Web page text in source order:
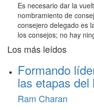
Es necesario dar la
nombramiento de
consejero delegado es
los consejos; no hay
Los más leídos
Formando
las etapas del
Ram Charan